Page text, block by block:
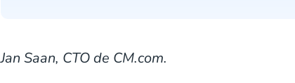
Jan Saan, CTO de CM.com.